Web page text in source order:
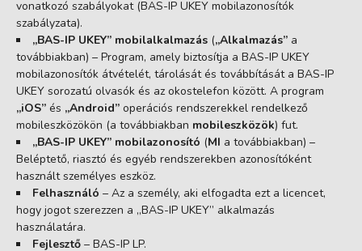
vonatkozó szabályokat (BAS-IP UKEY mobilazonosítók
szabályzata).
„BAS-IP UKEY” mobilalkalmazás („Alkalmazás” a
továbbiakban) – Program, amely biztosítja a BAS-IP UKEY
mobilazonosítók átvételét, tárolását és továbbítását a BAS-IP
UKEY sorozatú olvasók és az okostelefon között. A program
„iOS” és „Android” operációs rendszerekkel rendelkező
mobileszközökön (a továbbiakban mobileszközök) fut.
„BAS-IP UKEY” mobilazonosító (MI a továbbiakban) –
Beléptető, riasztó és egyéb rendszerekben azonosítóként
használt személyes eszköz.
Felhasználó – Az a személy, aki elfogadta ezt a licencet,
hogy jogot szerezzen a „BAS-IP UKEY” alkalmazás
használatára.
Fejlesztő – BAS-IP LP.